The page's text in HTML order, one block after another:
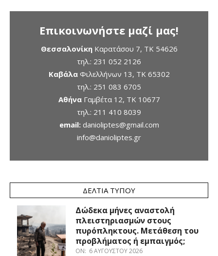
Επικοινωνήστε μαζί μας!
ΘεσσαλονίκηΚαρατάσου 7, TK 54626
τηλ.: 231 052 2126
ΚαβάλαΦιλελλήνων 13, ΤΚ 65302
τηλ.: 251 083 6705
ΑθήναΓαμβέτα 12, ΤΚ 10677
τηλ.: 211 410 8039
email: danioliptes@gmail.com
info@danioliptes.gr
ΔΕΛΤΊΑ ΤΎΠΟΥ
Δώδεκα μήνες αναστολή
πλειστηριασμών στους
πυρόπληκτους. Μετάθεση του
προβλήματος ή εμπαιγμός;
ON: 6 ΑΥΓΟΎΣΤΟΥ 2026